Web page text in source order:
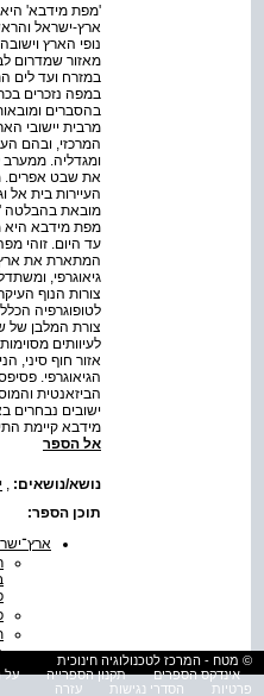
'מפת מידבא'
ארץ-ישראל
נופי הארץ
מאזור שמדרום
במזרח ועד לים
במפה נזכרים
בהסברים ומובאות
מרבית יישובי
המרכזי, ובהם
ומגדליה. ממערב
את שבט אפרים.
העיירות בית אל
מובאת בהבלטה
מפת מידבא היא
עד היום. זוהי
המתארת את
גיאוגרפי,
צורות הנוף
לטופוגרפיה
צורת המלבן של
לעיוותים
אזור חוף סיני,
הגיאוגרפי.
הביזאנטית
ישובים נבחרים
מידבא קיימת
אל הספר
נושא/נושאים:
תוכן הספר:
© מטח - המרכז לטכנולוגיה חינוכית
אינדקס הספרים
תקנון הספרייה על
פרטיות
הסדרי נגישות עזרה